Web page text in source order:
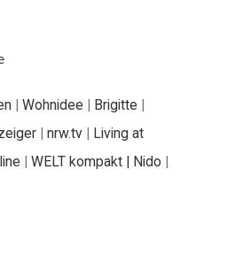
| Wohnidee | Brigitte |
| nrw.tv | Living at
| WELT kompakt | Nido |